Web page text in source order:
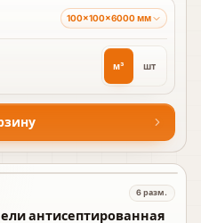
100×100×6000 мм
м³ шт
6разм.
антисептированная